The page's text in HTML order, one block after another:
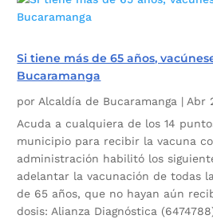
Si tiene más de 65 años,
Bucaramanga
por Alcaldía de Bucaramanga | Abr
Acuda a cualquiera de los 14
municipio para recibir la vacuna
administración habilitó los
adelantar la vacunación de todas
de 65 años, que no hayan aún
dosis: Alianza Diagnóstica